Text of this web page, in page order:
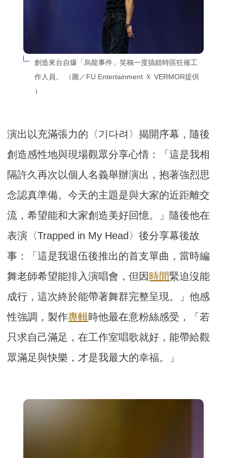
創造來台自爆「烏龍事件」笑稱一度搞錯時區狂催工
作人員。 （圖／FU Entertainment Ｘ VERMOR提供
）
演出以充滿張力的〈기다려〉揭開序幕，隨後
創造感性地與現場觀眾分享心情：「這是我相
隔許久再次以個人名義舉辦演出，抱著強烈思
念認真準備。今天的主題是與大家的近距離交
流，希望能和大家創造美好回憶。」隨後他在
表演〈Trapped in My Head〉後分享幕後故
事：「這是我退伍後推出的首支單曲，當時編
舞老師希望能排入演唱會，但因時間緊迫沒能
成行，這次終於能帶著舞群完整呈現。」他感
性強調，製作專輯時他最在意粉絲感受，「若
只求自己滿足，在工作室唱歌就好，能帶給觀
眾滿足與快樂，才是我最大的幸福。」